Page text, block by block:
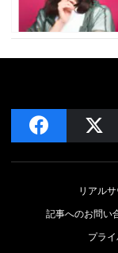
facebook
リアル
記事へのお問い
プラ